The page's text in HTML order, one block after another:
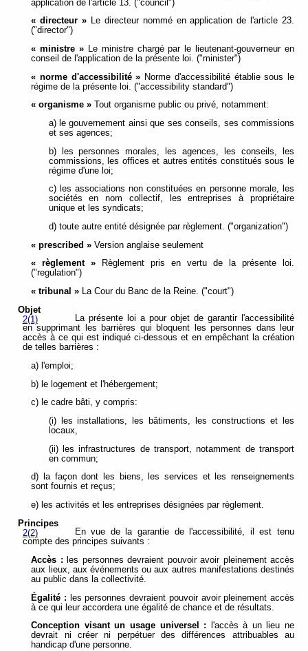
application de l'article 13. ("council")
« directeur » Le directeur nommé en application de l'article 23.
("director")
« ministre » Le ministre chargé par le lieutenant-gouverneur en
conseil de l'application de la présente loi. ("minister")
« norme d'accessibilité » Norme d'accessibilité établie sous le
régime de la présente loi. ("accessibility standard")
« organisme » Tout organisme public ou privé, notamment:
a) le gouvernement ainsi que ses conseils, ses commissions
et ses agences;
b) les personnes morales, les agences, les conseils, les
commissions, les offices et autres entités constitués sous le
régime d'une loi;
c) les associations non constituées en personne morale, les
sociétés en nom collectif, les entreprises à propriétaire
unique et les syndicats;
d) toute autre entité désignée par règlement. ("organization")
« prescribed » Version anglaise seulement
« règlement » Règlement pris en vertu de la présente loi.
("regulation")
« tribunal » La Cour du Banc de la Reine. ("court")
Objet
2(1)
La présente loi a pour objet de garantir l'accessibilité
en supprimant les barrières qui bloquent les personnes dans leur
accès à ce qui est indiqué ci-dessous et en empêchant la création
de telles barrières :
a) l'emploi;
b) le logement et l'hébergement;
c) le cadre bâti, y compris:
(i) les installations, les bâtiments, les constructions et les
locaux,
(ii) les infrastructures de transport, notamment de transport
en commun;
d) la façon dont les biens, les services et les renseignements
sont fournis et reçus;
e) les activités et les entreprises désignées par règlement.
Principes
2(2)
En vue de la garantie de l'accessibilité, il est tenu
compte des principes suivants :
Accès :
les personnes devraient pouvoir avoir pleinement accès
aux lieux, aux événements ou aux autres manifestations destinés
au public dans la collectivité.
Égalité :
les personnes devraient pouvoir avoir pleinement accès
à ce qui leur accordera une égalité de chance et de résultats.
Conception visant un usage universel :
l'accès à un lieu ne
devrait ni créer ni perpétuer des différences attribuables au
handicap d'une personne.